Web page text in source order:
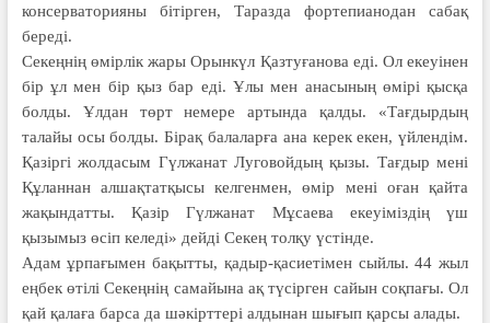
консерваторияны бітірген, Таразда фортепианодан сабақ
береді.
Секеңнің өмірлік жары Орынкүл Қазтуғанова еді. Ол екеуінен
бір ұл мен бір қыз бар еді. Ұлы мен анасының өмірі қысқа
болды. Ұлдан төрт немере артында қалды. «Тағдырдың
талайы осы болды. Бірақ балаларға ана керек екен, үйлендім.
Қазіргі жолдасым Гүлжанат Луговойдың қызы. Тағдыр мені
Құланнан алшақтатқысы келгенмен, өмір мені оған қайта
жақындатты. Қазір Гүлжанат Мұсаева екеуіміздің үш
қызымыз өсіп келеді» дейді Секең толқу үстінде.
Адам ұрпағымен бақытты, қадыр-қасиетімен сыйлы. 44 жыл
еңбек өтілі Секеңнің самайына ақ түсірген сайын соқпағы. Ол
қай қалаға барса да шәкірттері алдынан шығып қарсы алады.